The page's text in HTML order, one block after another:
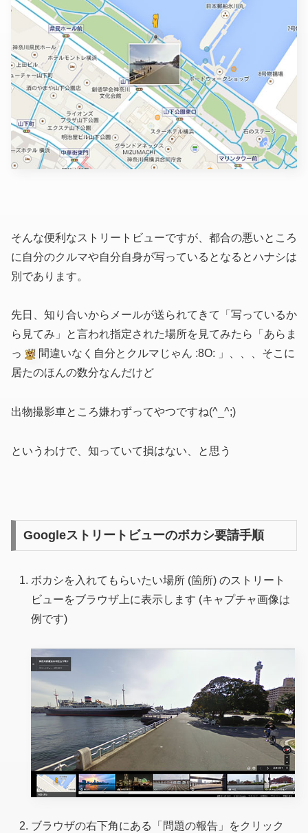
そんな便利なストリートビューですが、都合の悪いところ
に自分のクルマや自分自身が写っているとなるとハナシは
別であります。
先日、知り合いからメールが送られてきて「写っているか
ら見てみ」と言われ指定された場所を見てみたら「あらま
っ
間違いなく自分とクルマじゃん :8O: 」、、、そこに
居たのほんの数分なんだけど
出物撮影車ところ嫌わずってやつですね(^_^;)
というわけで、知っていて損はない、と思う
Googleストリートビューのボカシ要請手順
ボカシを入れてもらいたい場所 (箇所) のストリート
ビューをブラウザ上に表示します (キャプチャ画像は
例です)
ブラウザの右下角にある「問題の報告」をクリック